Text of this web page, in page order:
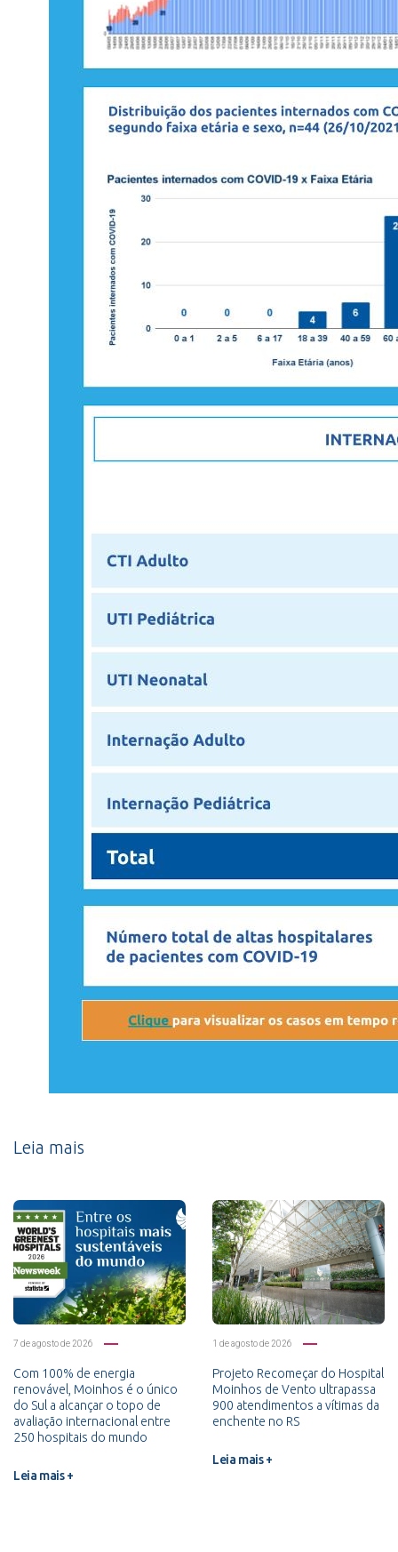
Leia mais
7 de agosto de 2026
Com 100% de energia
renovável, Moinhos é o único
do Sul a alcançar o topo de
avaliação internacional entre
250 hospitais do mundo
Leia mais +
1 de agosto de 2026
Projeto Recomeçar do Hospital
Moinhos de Vento ultrapassa
900 atendimentos a vítimas da
enchente no RS
Leia mais +